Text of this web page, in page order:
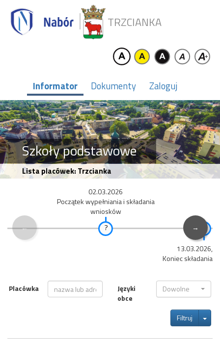
TRZCIANKA
Informator Dokumenty Zaloguj
Szkoły podstawowe
Lista placówek: Trzcianka
←
02.03.2026
Początek wypełniania i składania
wniosków
13.03.2026,
Koniec składania
→
Placówka
Języki
obce
Dowolne
Filtruj